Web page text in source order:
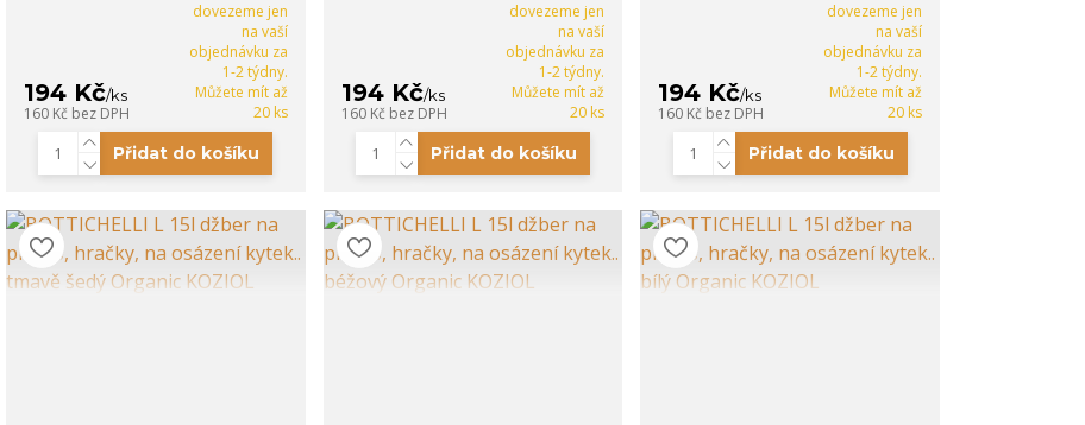
194 Kč/ks
160 Kč bez DPH
dovezeme jen
na vaší
objednávku za
1-2 týdny.
Můžete mít až
20 ks
Přidat do košíku
194 Kč/ks
160 Kč bez DPH
dovezeme jen
na vaší
objednávku za
1-2 týdny.
Můžete mít až
20 ks
Přidat do košíku
194 Kč/ks
160 Kč bez DPH
dovezeme jen
na vaší
objednávku za
1-2 týdny.
Můžete mít až
20 ks
Přidat do košíku